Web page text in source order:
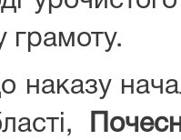
грамоту.
наказу